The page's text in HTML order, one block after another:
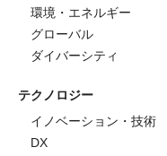
環境・エネルギー
グローバル
ダイバーシティ
テクノロジー
イノベーション・技術
DX